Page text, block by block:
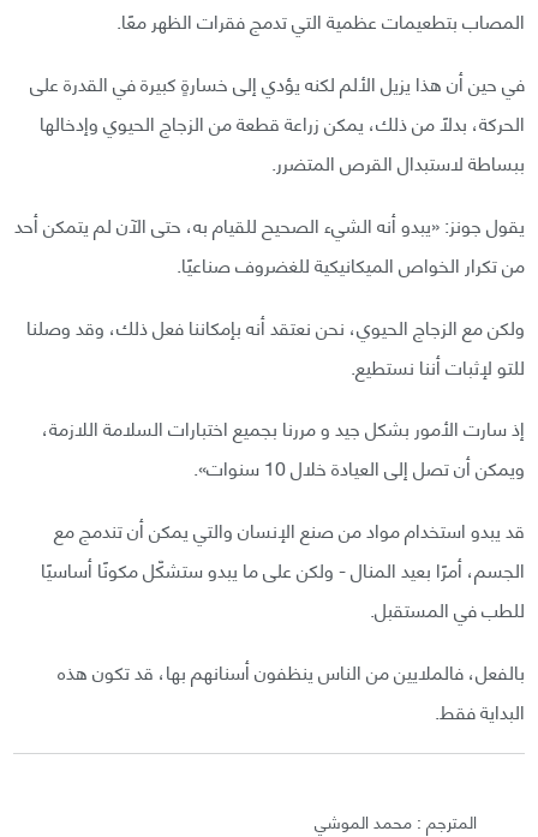
المصاب بتطعيمات عظمية التي تدمج فقرات الظهر معًا.
في حين أن هذا يزيل الألم لكنه يؤدي إلى خسارةٍ كبيرة في القدرة على
الحركة، بدلًا من ذلك، يمكن زراعة قطعة من الزجاج الحيوي وإدخالها
ببساطة لاستبدال القرص المتضرر.
يقول جونز: «يبدو أنه الشيء الصحيح للقيام به، حتى الآن لم يتمكن أحد
من تكرار الخواص الميكانيكية للغضروف صناعيًا.
ولكن مع الزجاج الحيوي، نحن نعتقد أنه بإمكاننا فعل ذلك، وقد وصلنا
للتو لإثبات أننا نستطيع.
إذ سارت الأمور بشكل جيد و مررنا بجميع اختبارات السلامة اللازمة،
ويمكن أن تصل إلى العيادة خلال 10 سنوات».
قد يبدو استخدام مواد من صنع الإنسان والتي يمكن أن تندمج مع
الجسم، أمرًا بعيد المنال - ولكن على ما يبدو ستشكّل مكونًا أساسيًا
للطب في المستقبل.
بالفعل، فالملايين من الناس ينظفون أسنانهم بها، قد تكون هذه
البداية فقط.
المترجم : محمد الموشي